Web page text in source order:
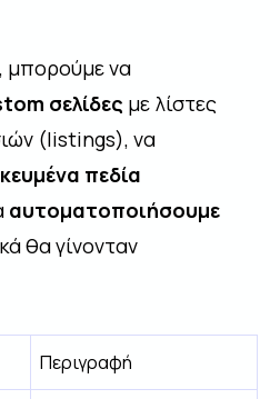
μπορούμε να
σελίδες με λίστες
(listings), να
πεδία
αυτοματοποιήσουμε
θα γίνονταν
Περιγραφή